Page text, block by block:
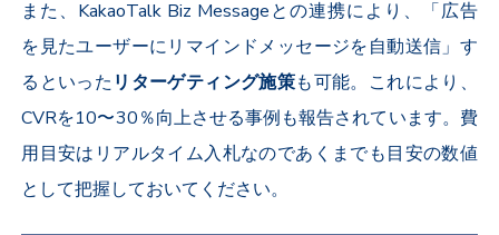
また、 KakaoTalk Biz Messageとの連携により、「広告
を見たユーザーにリマインドメッセージを自動送信」す
るといったリターゲティング施策も可能。これにより、
CVRを10〜30％向上させる事例も報告されています。費
用目安はリアルタイム入札なのであくまでも目安の数値
として把握しておいてください。